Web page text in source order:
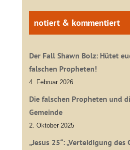
notiert & kommentiert
Der Fall Shawn Bolz: Hütet
falschen Propheten!
4. Februar 2026
Die falschen Propheten und
Gemeinde
2. Oktober 2025
„Jesus 25“: „Verteidigung des